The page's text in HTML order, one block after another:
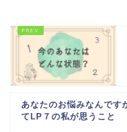
あなたのお悩みなんです
てLP７の私が思うこと